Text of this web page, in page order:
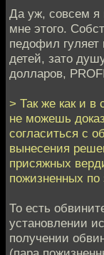
Да уж, совсем я
мне этого.
педофил гуляет
детей, зато
долларов,
> Так же как и в
не можешь
согласиться с
вынесения
присяжных
пожизненных по
То есть
установлении
получении